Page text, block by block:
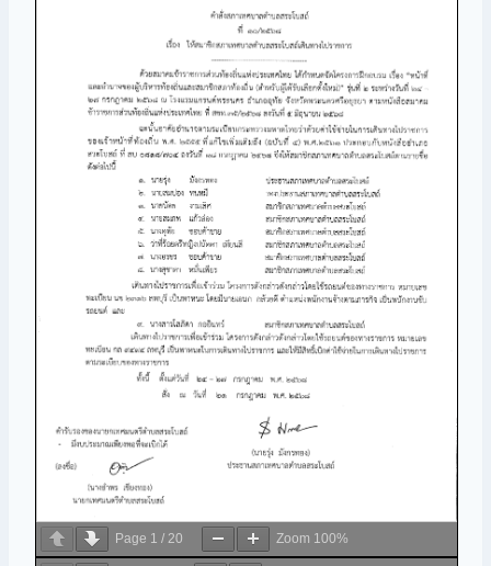
Page 1 / 20 Zoom 100%